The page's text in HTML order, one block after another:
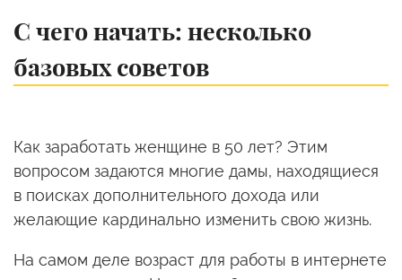
С чего начать: несколько
базовых советов
Как заработать женщине в 50 лет? Этим
вопросом задаются многие дамы, находящиеся
в поисках дополнительного дохода или
желающие кардинально изменить свою жизнь.
На самом деле возраст для работы в интернете